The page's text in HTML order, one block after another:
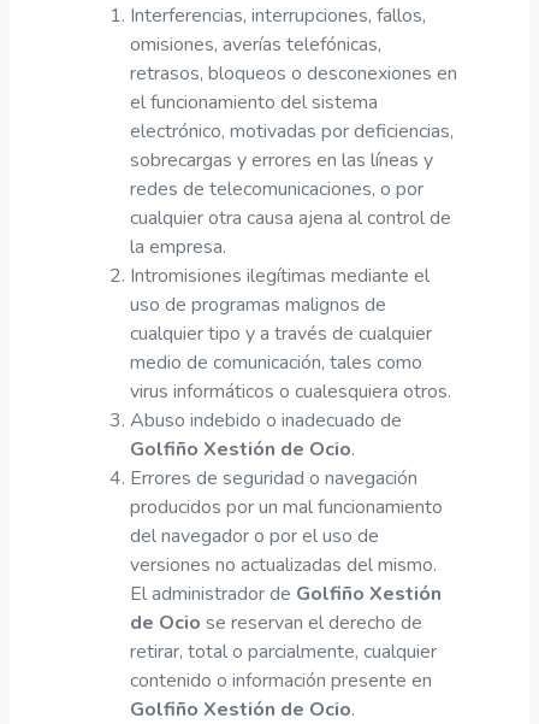
Interferencias, interrupciones, fallos,
omisiones, averías telefónicas,
retrasos, bloqueos o desconexiones en
el funcionamiento del sistema
electrónico, motivadas por deficiencias,
sobrecargas y errores en las líneas y
redes de telecomunicaciones, o por
cualquier otra causa ajena al control de
la empresa.
Intromisiones ilegítimas mediante el
uso de programas malignos de
cualquier tipo y a través de cualquier
medio de comunicación, tales como
virus informáticos o cualesquiera otros.
Abuso indebido o inadecuado de
Golfiño Xestión de Ocio.
Errores de seguridad o navegación
producidos por un mal funcionamiento
del navegador o por el uso de
versiones no actualizadas del mismo.
El administrador de Golfiño Xestión
de Ocio se reservan el derecho de
retirar, total o parcialmente, cualquier
contenido o información presente en
Golfiño Xestión de Ocio.